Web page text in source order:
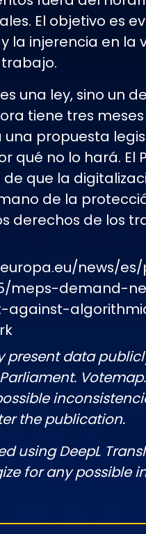
El objetivo es
la injerencia en la
una ley, sino un
tiene tres
propuesta
qué no lo hará. El
que la
de la
derechos de los
news/
meps-demand-
against-
present data
the publication.
using DeepL
for any possible